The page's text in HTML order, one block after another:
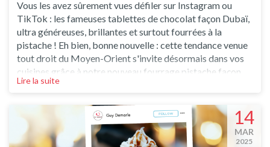
Vous les avez sûrement vues défiler sur Instagram ou
TikTok : les fameuses tablettes de chocolat façon Dubaï,
ultra généreuses, brillantes et surtout fourrées à la
pistache ! Eh bien, bonne nouvelle : cette tendance venue
tout droit du Moyen-Orient s'invite désormais dans vos
cuisines grâce à notre nouveau fourrage pistache façon
Dubaï prêt à l'emploi ! Une texture onctueuse, un goût
crémeuse, intensément parfumée, à
Lire la suite
14
MAR
2025